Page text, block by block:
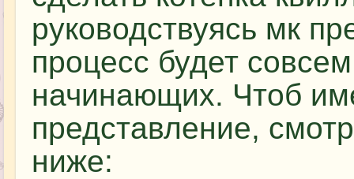
руководствуясь мк
процесс будет
начинающих. Чтоб
представление,
ниже: